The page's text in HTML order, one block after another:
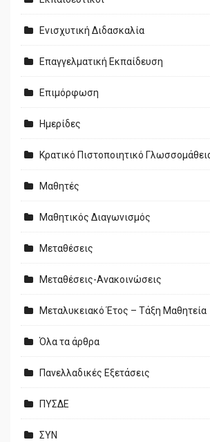
Ενισχυτική Διδασκαλία
Επαγγελματική Εκπαίδευση
Επιμόρφωση
Ημερίδες
Κρατικό Πιστοποιητικό
Μαθητές
Μαθητικός Διαγωνισμός
Μεταθέσεις
Μεταθέσεις-Ανακοινώσεις
Μεταλυκειακό Έτος – Τάξη Μαθητεία
Όλα τα άρθρα
Πανελλαδικές Εξετάσεις
ΠΥΣΔΕ
ΣΥΝ